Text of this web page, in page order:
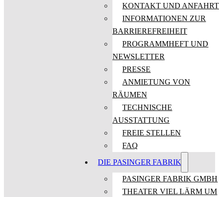
KONTAKT UND ANFAHRT
INFORMATIONEN ZUR
BARRIEREFREIHEIT
PROGRAMMHEFT UND
NEWSLETTER
PRESSE
ANMIETUNG VON
RÄUMEN
TECHNISCHE
AUSSTATTUNG
FREIE STELLEN
FAQ
DIE PASINGER FABRIK
PASINGER FABRIK GMBH
THEATER VIEL LÄRM UM